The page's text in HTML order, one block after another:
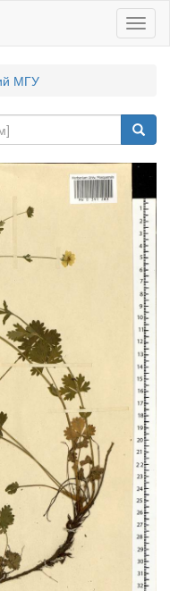
МГУ